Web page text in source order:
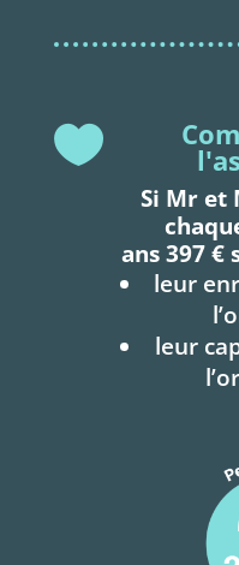

Si Mr et
ans 397 €
leur
leur